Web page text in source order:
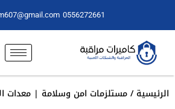
0556272661
الرئيسية/مستلزمات امن وسلامة | معدات